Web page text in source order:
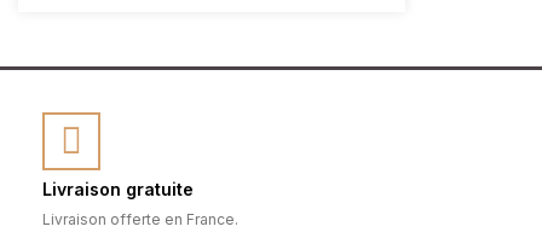
Livraison gratuite
Livraison offerte en France.